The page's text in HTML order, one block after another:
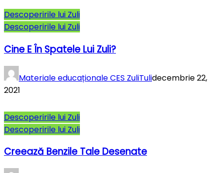
Descoperirile lui Zuli
Descoperirile lui Zuli
Cine E În Spatele Lui Zuli?
Materiale educaționale CES ZuliTulidecembrie 22,
2021
Descoperirile lui Zuli
Descoperirile lui Zuli
Creează Benzile Tale Desenate